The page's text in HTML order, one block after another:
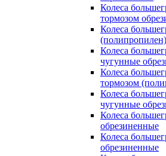
Колеса
тормозом
Колеса
(полипропилен)
Колеса
чугунные
Колеса
тормозом
Колеса
чугунные
Колеса
обрезиненные
Колеса
обрезиненные